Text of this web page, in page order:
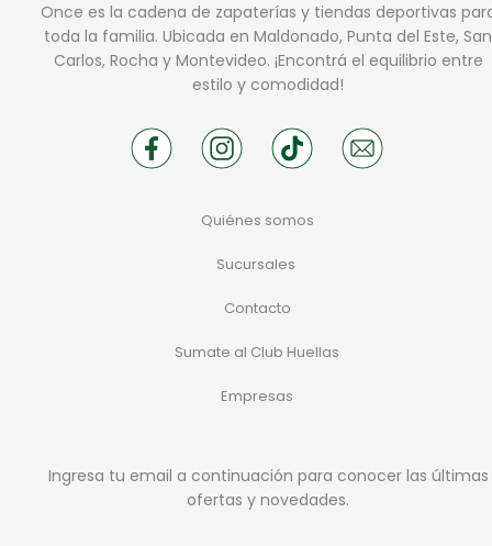
Once es la cadena de zapaterías y tiendas deportivas
toda la familia. Ubicada en Maldonado, Punta del Este, San
Carlos, Rocha y Montevideo. ¡Encontrá el equilibrio entre
estilo y comodidad!
Quiénes somos
Sucursales
Contacto
Sumate al Club Huellas
Empresas
Ingresa tu email a continuación para conocer las últimas
ofertas y novedades.